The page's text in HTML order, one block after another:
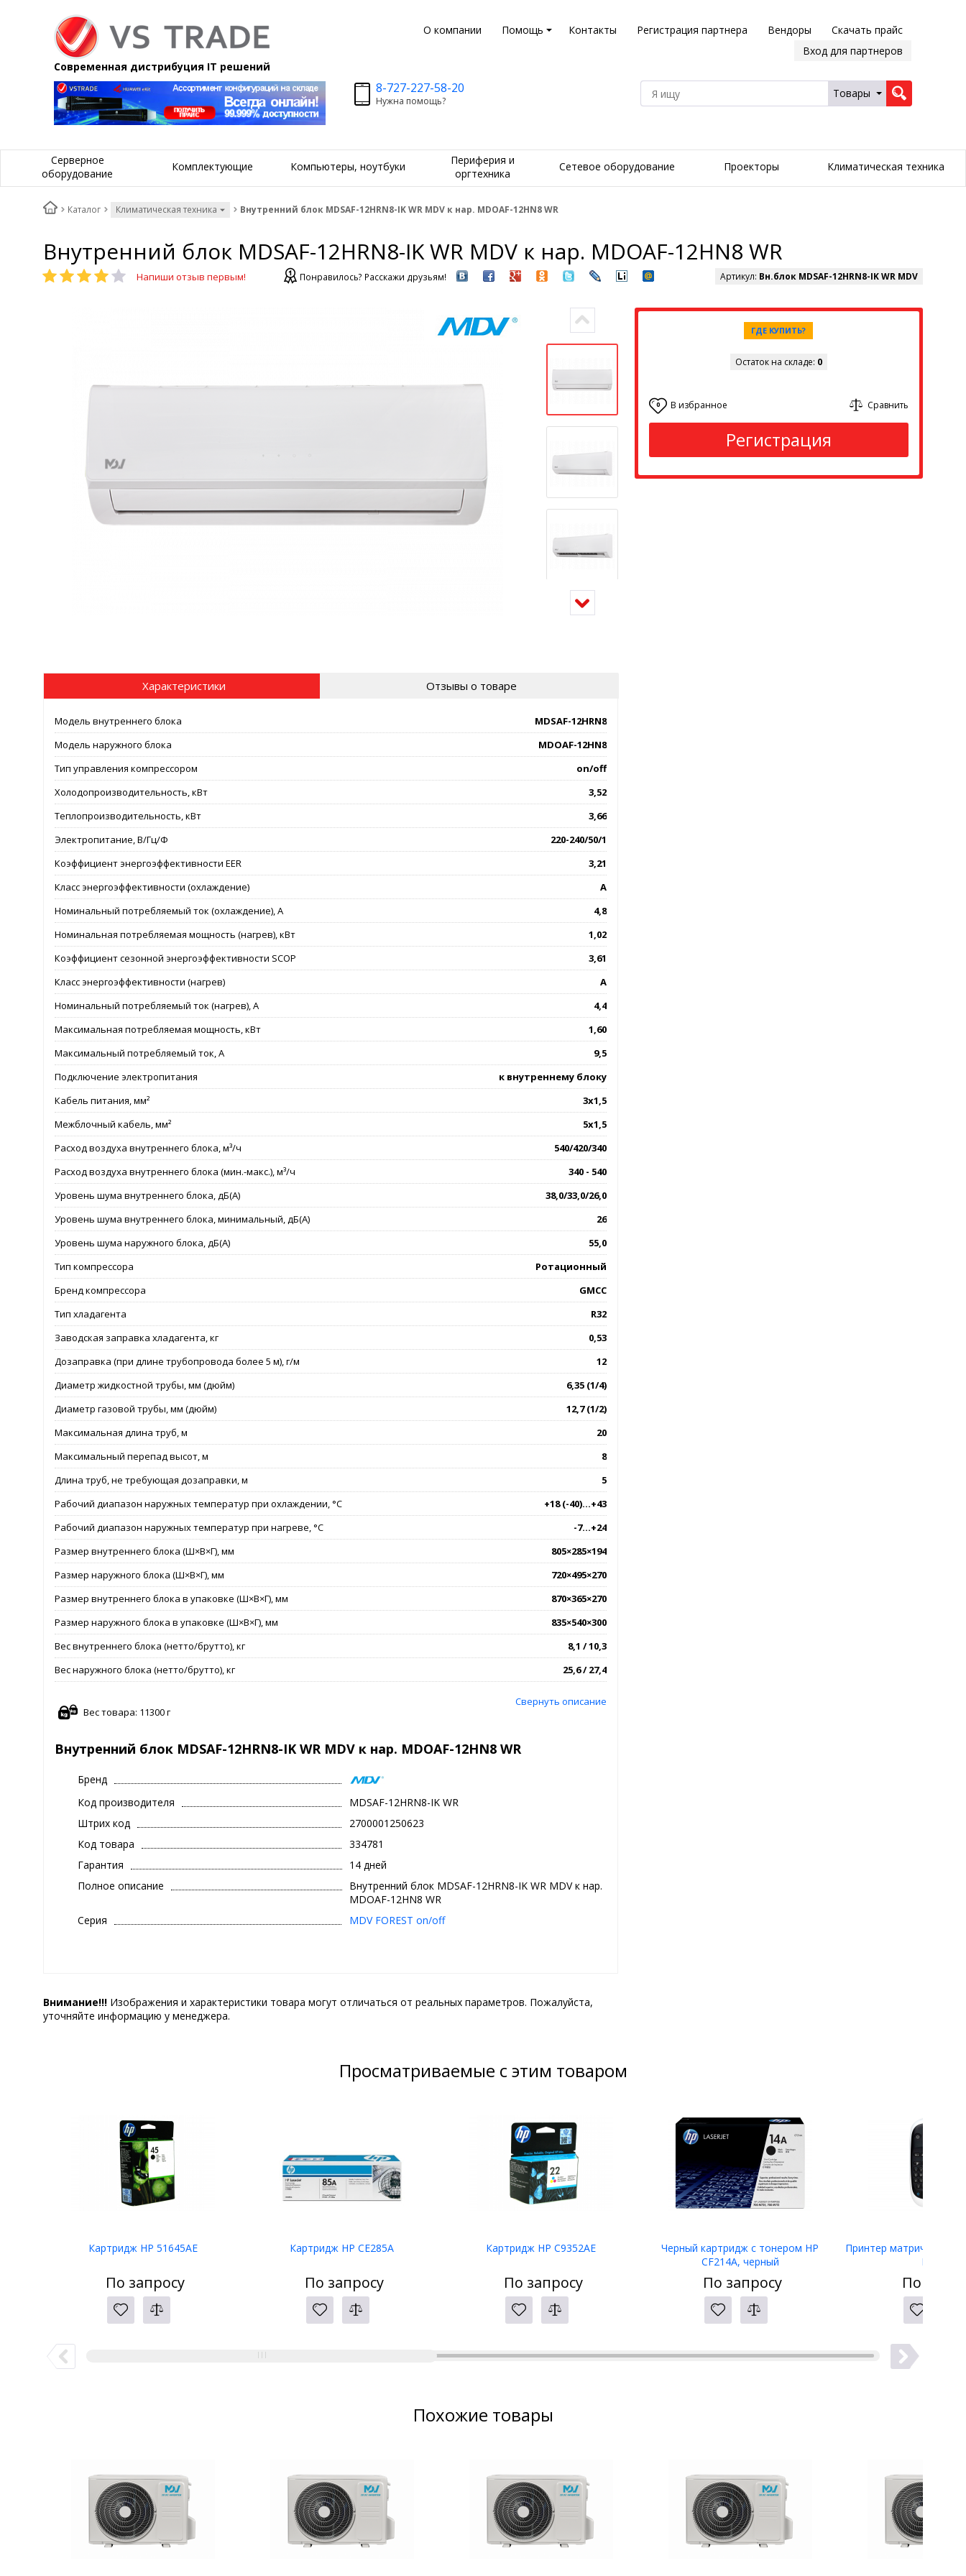
О компании Помощь Контакты Регистрация партнера Вендоры
Скачать прайс
Вход для партнеров
Современная дистрибуция IT решений
8-727-227-58-20
Нужна помощь?
Товары
Серверное
оборудование
Комплектующие Компьютеры, ноутбуки
Периферия и
оргтехника
Сетевое оборудование Проекторы Климатическая техника
Каталог Климатическая техника Внутренний блок MDSAF-12HRN8-IK WR MDV к нар. MDOAF-12HN8 WR
Внутренний блок MDSAF-12HRN8-IK WR MDV к нар. MDOAF-12HN8 WR
Напиши отзыв первым! Понравилось? Расскажи друзьям! Артикул: Вн.блок MDSAF-12HRN8-IK WR MDV
ГДЕ КУПИТЬ?
Остаток на складе: 0
0 В избранное Сравнить
Регистрация
Характеристики Отзывы о товаре
Модель внутреннего блока
MDSAF-12HRN8
Модель наружного блока
MDOAF-12HN8
Тип управления компрессором
on/off
Холодопроизводительность, кВт
3,52
Теплопроизводительность, кВт
3,66
Электропитание, В/Гц/Ф
220-240/50/1
Коэффициент энергоэффективности EER
3,21
Класс энергоэффективности (охлаждение)
A
Номинальный потребляемый ток (охлаждение), А
4,8
Номинальная потребляемая мощность (нагрев), кВт
1,02
Коэффициент сезонной энергоэффективности SCOP
3,61
Класс энергоэффективности (нагрев)
A
Номинальный потребляемый ток (нагрев), А
4,4
Максимальная потребляемая мощность, кВт
1,60
Максимальный потребляемый ток, А
9,5
Подключение электропитания
к внутреннему блоку
Кабель питания, мм²
3х1,5
Межблочный кабель, мм²
5х1,5
Расход воздуха внутреннего блока, м³/ч
540/420/340
Расход воздуха внутреннего блока (мин.-макс.), м³/ч
340 - 540
Уровень шума внутреннего блока, дБ(А)
38,0/33,0/26,0
Уровень шума внутреннего блока, минимальный, дБ(А)
26
Уровень шума наружного блока, дБ(А)
55,0
Тип компрессора
Ротационный
Бренд компрессора
GMCC
Тип хладагента
R32
Заводская заправка хладагента, кг
0,53
Дозаправка (при длине трубопровода более 5 м), г/м
12
Диаметр жидкостной трубы, мм (дюйм)
6,35 (1/4)
Диаметр газовой трубы, мм (дюйм)
12,7 (1/2)
Максимальная длина труб, м
20
Максимальный перепад высот, м
8
Длина труб, не требующая дозаправки, м
5
Рабочий диапазон наружных температур при охлаждении, °C
+18 (-40)...+43
Рабочий диапазон наружных температур при нагреве, °C
-7...+24
Размер внутреннего блока (Ш×В×Г), мм
805×285×194
Размер наружного блока (Ш×В×Г), мм
720×495×270
Размер внутреннего блока в упаковке (Ш×В×Г), мм
870×365×270
Размер наружного блока в упаковке (Ш×В×Г), мм
835×540×300
Вес внутреннего блока (нетто/брутто), кг
8,1 / 10,3
Вес наружного блока (нетто/брутто), кг
25,6 / 27,4
Свернуть описание
Вес товара: 11300 г
Внутренний блок MDSAF-12HRN8-IK WR MDV к нар. MDOAF-12HN8 WR
Бренд
Код производителя
MDSAF-12HRN8-IK WR
Штрих код
2700001250623
Код товара
334781
Гарантия
14 дней
Полное описание
Внутренний блок MDSAF-12HRN8-IK WR MDV к нар.
MDOAF-12HN8 WR
Серия
MDV FOREST on/off
Внимание!!! Изображения и характеристики товара могут отличаться от реальных параметров. Пожалуйста,
уточняйте информацию у менеджера.
Просматриваемые с этим товаром
Картридж HP 51645AE
По запросу
Картридж HP CE285A
По запросу
Картридж HP C9352AE
По запросу
Черный картридж с тонером HP
CF214A, черный
По запросу
Принтер матричный
LW-400
По
Похожие товары